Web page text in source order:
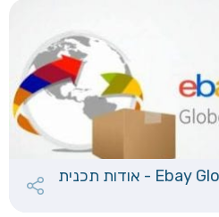
Ebay Global Shipping Program - אודות תכנית